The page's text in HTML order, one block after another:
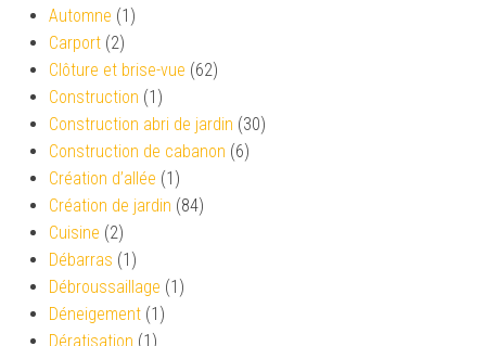
Automne (1)
Carport (2)
Clôture et brise-vue (62)
Construction (1)
Construction abri de jardin (30)
Construction de cabanon (6)
Création d’allée (1)
Création de jardin (84)
Cuisine (2)
Débarras (1)
Débroussaillage (1)
Déneigement (1)
Dératisation (1)